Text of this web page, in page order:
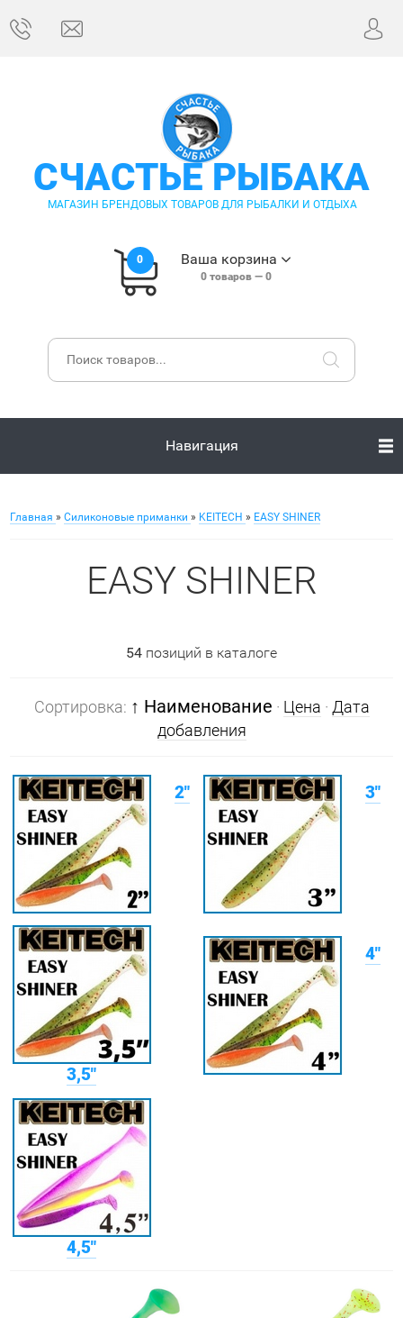
СЧАСТЬЕ РЫБАКА
МАГАЗИН БРЕНДОВЫХ ТОВАРОВ ДЛЯ РЫБАЛКИ И ОТДЫХА
0 Ваша корзина
0товаров — 0
Навигация
Главная » Силиконовые приманки » KEITECH » EASY SHINER
EASY SHINER
54 позиций в каталоге
Сортировка: ↑ Наименование · Цена · Дата
добавления
2" 3"
3,5"
4"
4,5"